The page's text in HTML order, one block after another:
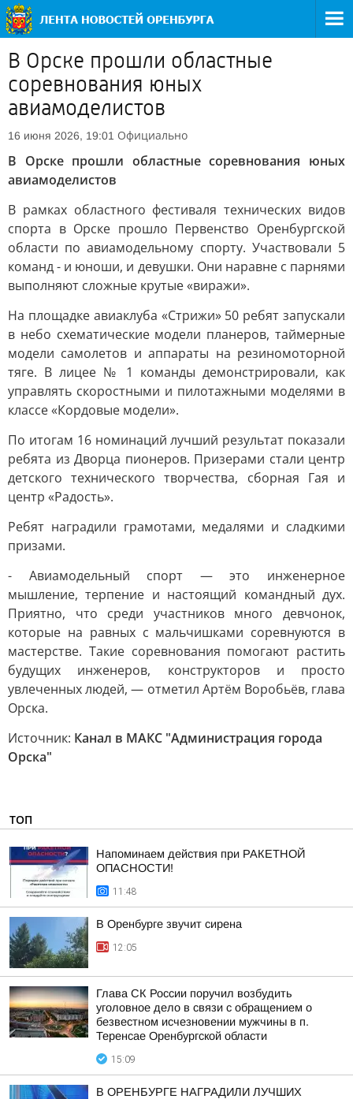
В Орске прошли областные
соревнования юных
авиамоделистов
16 июня 2026, 19:01 Официально
В Орске прошли областные соревнования юных
авиамоделистов
В рамках областного фестиваля технических видов
спорта в Орске прошло Первенство Оренбургской
области по авиамодельному спорту. Участвовали 5
команд - и юноши, и девушки. Они наравне с парнями
выполняют сложные крутые «виражи».
На площадке авиаклуба «Стрижи» 50 ребят запускали
в небо схематические модели планеров, таймерные
модели самолетов и аппараты на резиномоторной
тяге. В лицее № 1 команды демонстрировали, как
управлять скоростными и пилотажными моделями в
классе «Кордовые модели».
По итогам 16 номинаций лучший результат показали
ребята из Дворца пионеров. Призерами стали центр
детского технического творчества, сборная Гая и
центр «Радость».
Ребят наградили грамотами, медалями и сладкими
призами.
- Авиамодельный спорт — это инженерное
мышление, терпение и настоящий командный дух.
Приятно, что среди участников много девчонок,
которые на равных с мальчишками соревнуются в
мастерстве. Такие соревнования помогают растить
будущих инженеров, конструкторов и просто
увлеченных людей, — отметил Артём Воробьёв, глава
Орска.
Источник: Канал в МАКС "Администрация города
Орска"
ТОП
Напоминаем действия при РАКЕТНОЙ
ОПАСНОСТИ!
11:48
В Оренбурге звучит сирена
12:05
Глава СК России поручил возбудить
уголовное дело в связи с обращением о
безвестном исчезновении мужчины в п.
Теренсае Оренбургской области
15:09
В ОРЕНБУРГЕ НАГРАДИЛИ ЛУЧШИХ